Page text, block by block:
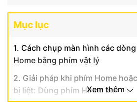
Mục lục
1. Cách chụp màn hình các
Home bằng phím vật lý
2. Giải pháp khi phím Home
bị liệt: Dùng phím Home ảo
Xem thêm